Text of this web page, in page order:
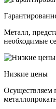
Металл,
необходимые
Низкие цены
Осуществляем